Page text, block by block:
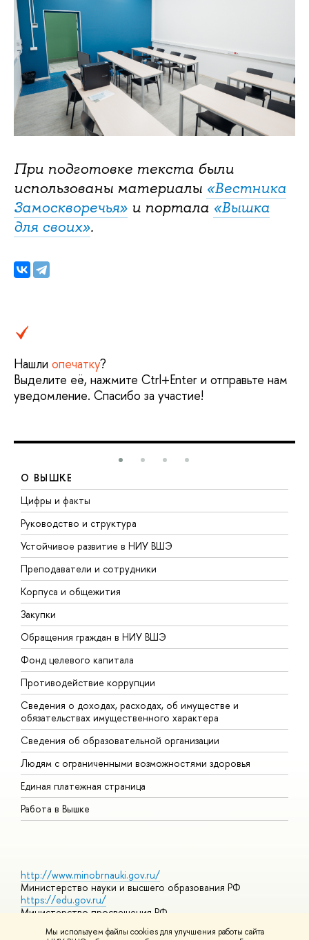
Мы используем файлы cookies для улучшения работы сайта
При подготовке текста были
использованы материалы «Вестника
Замоскворечья» и портала «Вышка
для своих».
Нашли опечатку?
Выделите её, нажмите Ctrl+Enter и отправьте нам
уведомление. Спасибо за участие!
О ВЫШКЕ
Цифры и факты
Руководство и структура
Устойчивое развитие в НИУ ВШЭ
Преподаватели и сотрудники
Корпуса и общежития
Закупки
Обращения граждан в НИУ ВШЭ
Фонд целевого капитала
Противодействие коррупции
Сведения о доходах, расходах, об имуществе и
обязательствах имущественного характера
Сведения об образовательной организации
Людям с ограниченными возможностями здоровья
Единая платежная страница
Работа в Вышке
http://www.minobrnauki.gov.ru/
Министерство науки и высшего образования РФ
https://edu.gov.ru/
Министерство просвещения РФ
https://elearning.hse.ru/mooc
Массовые открытые онлайн-курсы